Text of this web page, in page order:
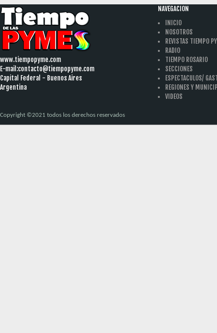
www.tiempopyme.com
E-mail:contacto@tiempopyme.com
Capital Federal - Buenos Aires
Argentina
NAVEGACION
INICIO
NOSOTROS
REVISTAS TIEMPO
RADIO
TIEMPO ROSARIO
SECCIONES
ESPECTACULOS/
REGIONES Y
VIDEOS
Copyright ©2021 todos los derechos reservados